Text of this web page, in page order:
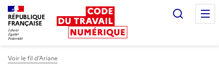
RÉPUBLIQUE
FRANÇAISE
Voir le fil d’Ariane